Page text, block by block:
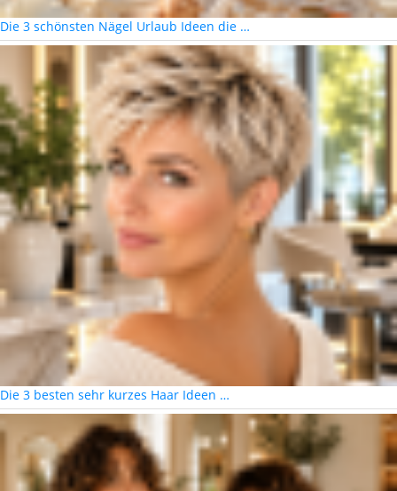
Die 3 schönsten Nägel Urlaub Ideen die …
Die 3 besten sehr kurzes Haar Ideen …